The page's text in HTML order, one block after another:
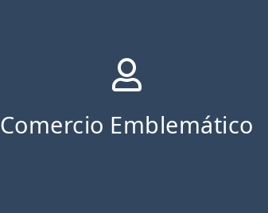
Comercio Emblemático